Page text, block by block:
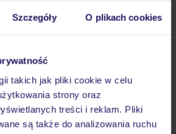
Szczegóły O plikach cookies
takich jak pliki cookie w celu
strony oraz
treści i reklam. Pliki
są także do analizowania ruchu